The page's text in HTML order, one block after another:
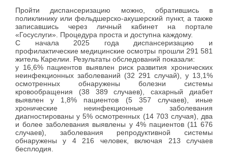
Пройти диспансеризацию можно, обратившись в
поликлинику или фельдшерско-акушерский пункт, а также
записавшись через личный кабинет на портале
«Госуслуги». Процедура проста и доступна каждому.
С начала 2025 года диспансеризацию и
профилактические медицинские осмотры прошли 291 581
житель Карелии. Результаты обследований показали:
у 16,6% пациентов выявлен риск развития хронических
неинфекционных заболеваний (32 291 случай), у 13,1%
осмотренных обнаружены болезни системы
кровообращения (38 389 случаев), сахарный диабет
выявлен у 1,8% пациентов (5 357 случаев), иные
хронические неинфекционные заболевания
диагностированы у 5% осмотренных (14 703 случая), два
и более заболевания выявлены у 4% пациентов (11 676
случаев), заболевания репродуктивной системы
обнаружены у 4 216 человек, включая 213 случаев
бесплодия.